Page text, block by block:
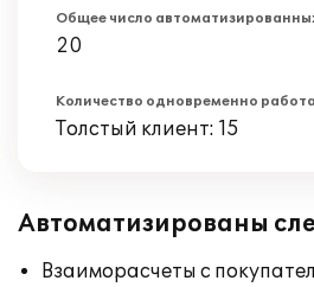
Общее число
20
Количество одновременно
Толстый клиент: 15
Автоматизированы
Взаиморасчеты с